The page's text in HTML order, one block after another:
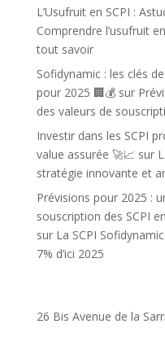
L’Usufruit en SCPI :
Comprendre l’usufruit
tout savoir
Sofidynamic : les clés
pour 2025 🏢💰sur
des valeurs de
Investir dans les SCPI
value assurée 🚀📈 sur
stratégie innovante et
Prévisions pour 2025 :
souscription des SCPI
sur La SCPI
7% d’ici 2025
26 Bis Avenue de la